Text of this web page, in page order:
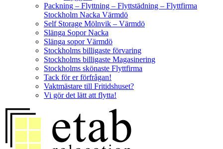
Packning – Flyttning – Flyttstädning – Flyttfirma
Stockholm Nacka Värmdö
Self Storage Mölnvik – Värmdö
Slänga Sopor Nacka
Slänga sopor Värmdö
Stockholms billigaste förvaring
Stockholms billigaste Magasinering
Stockholms skönaste Flyttfirma
Tack för er förfrågan!
Vaktmästare till Fritidshuset?
Vi gör det lätt att flytta!